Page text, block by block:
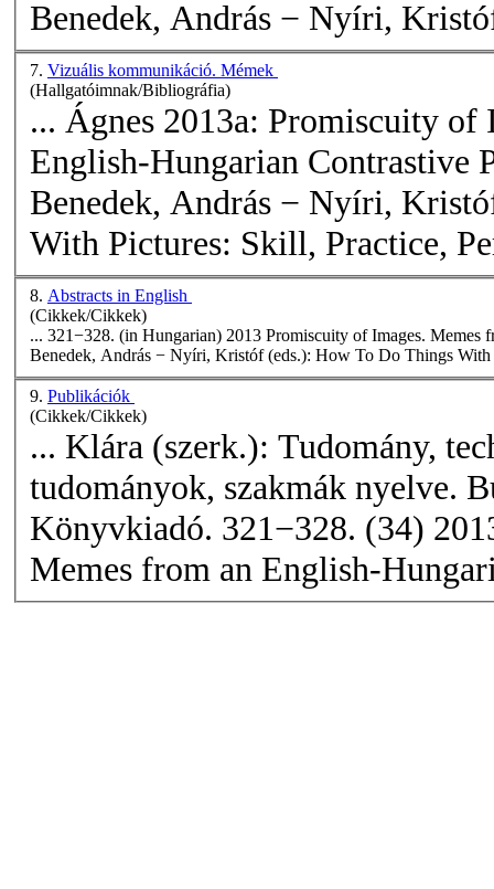
Benedek, András − Nyíri,
7. Vizuális kommunikáció. Mémek
(Hallgatóimnak/Bibliográfia)
... Ágnes 2013a: Promiscuity of
English-Hungarian Contrastive
Benedek, András − Nyíri,
With Pictures: Skill, Practice,
8. Abstracts in English
(Cikkek/Cikkek)
... 321−328. (in Hungarian) 2013 Promiscuity of Images. Memes
Benedek, András − Nyíri, Kristóf (eds.): How To Do Things With
9. Publikációk
(Cikkek/Cikkek)
... Klára (szerk.): Tudomány,
tudományok, szakmák nyelve.
Memes from an English-